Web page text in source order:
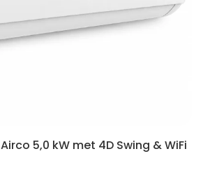
5,0 kW met 4D Swing & WiFi